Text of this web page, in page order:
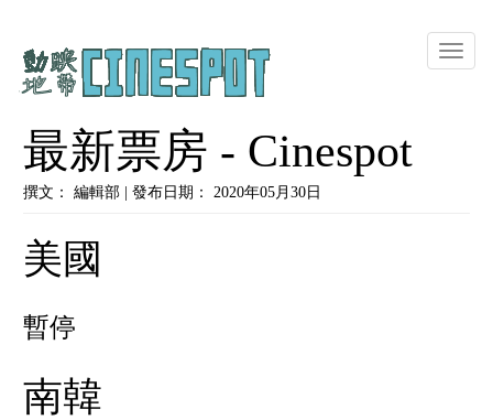
Toggle
最新票房 - Cinespot
撰文： 編輯部 | 發布日期： 2020年05月30日
美國
暫停
南韓